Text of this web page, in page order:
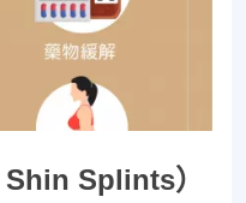
Splints）